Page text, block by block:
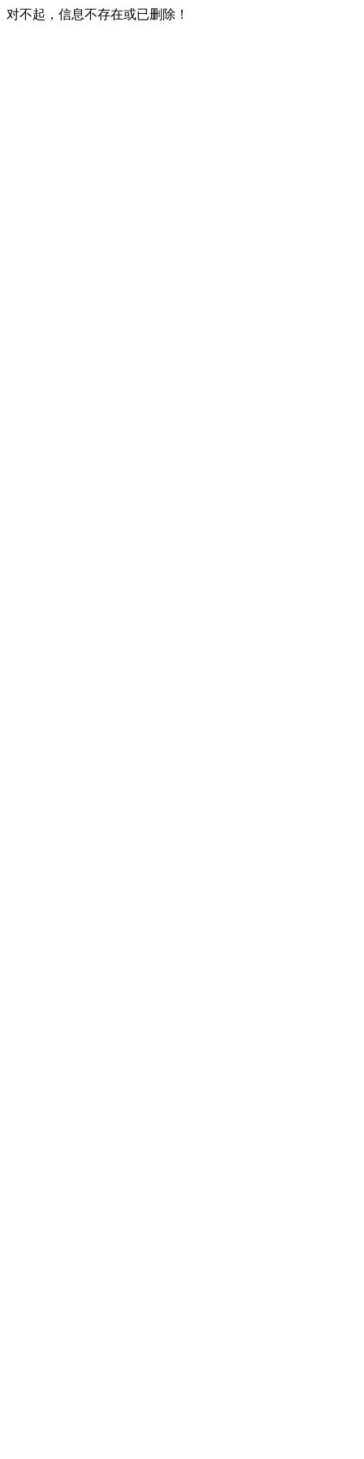
对不起，信息不存在或已删除！